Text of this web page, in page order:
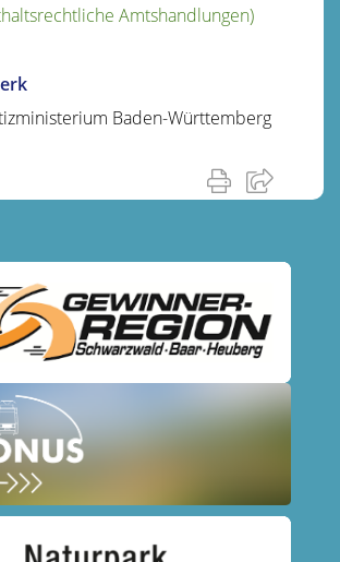
Amtshandlungen)
Baden-Württemberg